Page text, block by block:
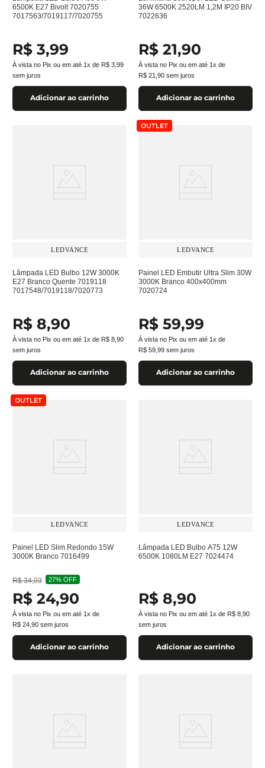
6500K E27 Bivolt 7020755
7017563/7019117/7020755
R$ 3,99
À vista no Pix ou em até 1x de R$ 3 99
sem juros
Adicionar ao carrinho
36W 6500K 2520LM 1,2M IP20 BIV
7022636
R$ 21,90
À vista no Pix ou em até 1x de
R$ 21 90 sem juros
Adicionar ao carrinho
LEDVANCE
Lâmpada LED Bulbo 12W 3000K
E27 Branco Quente 7019118
7017548/7019118/7020773
R$ 8,90
À vista no Pix ou em até 1x de R$ 8 90
sem juros
Adicionar ao carrinho
OUTLET
LEDVANCE
Painel LED Embutir Ultra Slim 30W
3000K Branco 400x400mm
7020724
R$ 59,99
À vista no Pix ou em até 1x de
R$ 59 99 sem juros
Adicionar ao carrinho
OUTLET
LEDVANCE
Painel LED Slim Redondo 15W
3000K Branco 7016499
R$ 34,03 27% OFF
R$ 24,90
À vista no Pix ou em até 1x de
R$ 24 90 sem juros
Adicionar ao carrinho
LEDVANCE
Lâmpada LED Bulbo A75 12W
6500K 1080LM E27 7024474
R$ 8,90
À vista no Pix ou em até 1x de R$ 8 90
sem juros
Adicionar ao carrinho